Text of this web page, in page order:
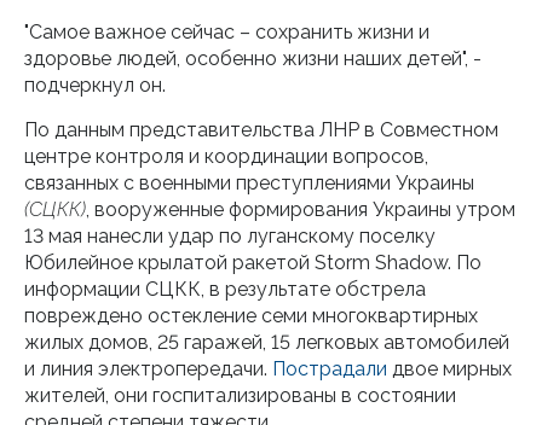
"Самое важное сейчас – сохранить жизни и
здоровье людей, особенно жизни наших детей", -
подчеркнул он.
По данным представительства ЛНР в Совместном
центре контроля и координации вопросов,
связанных с военными преступлениями Украины
(СЦКК), вооруженные формирования Украины утром
13 мая нанесли удар по луганскому поселку
Юбилейное крылатой ракетой Storm Shadow. По
информации СЦКК, в результате обстрела
повреждено остекление семи многоквартирных
жилых домов, 25 гаражей, 15 легковых автомобилей
и линия электропередачи. Пострадали двое мирных
жителей, они госпитализированы в состоянии